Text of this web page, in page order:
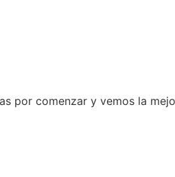
por comenzar y vemos la